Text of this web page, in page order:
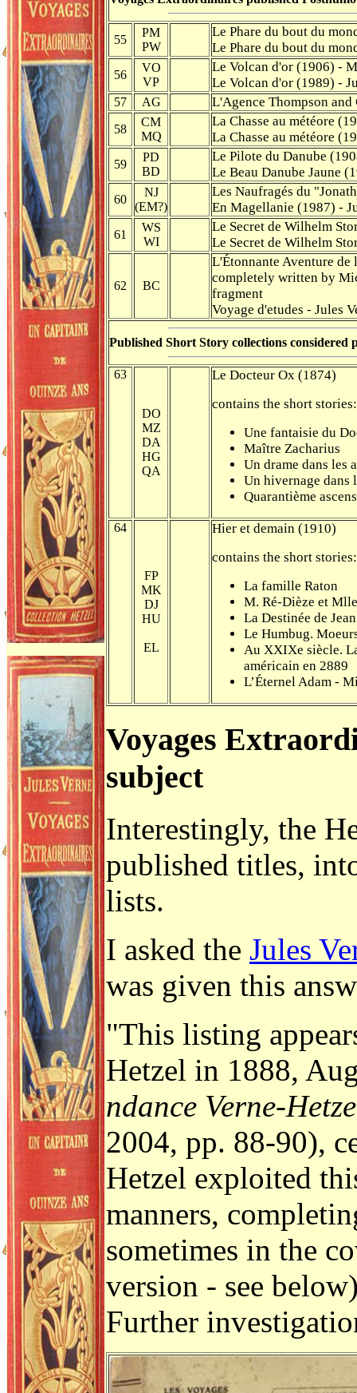
55
PM
PW
Le Phare du bout du
Le Phare du bout du
56
VO
VP
Le Volcan d'or (1906) -
Le Volcan d'or (1989) -
57 AG L'Agence Thompson
58
CM
MQ
La Chasse au météore
La Chasse au météore
59
PD
BD
Le Pilote du Danube
Le Beau Danube Jaune
60
NJ
(EM?)
Les Naufragés du
En Magellanie (1987) -
61
WS
WI
Le Secret de Wilhelm
Le Secret de Wilhelm
62 BC
L'Étonnante Aventure de
completely written by
fragment
Voyage d'etudes - Jules
Published Short Story collections
63
DO
MZ
DA
HG
QA
Le Docteur Ox (1874)
contains the short stories:
Une fantaisie du
Maître Zacharius
Un drame dans les
Un hivernage dans
Quarantième
64
FP
MK
DJ
HU
EL
Hier et demain (1910)
contains the short stories:
La famille Raton
M. Ré-Dièze et
La Destinée de
Le Humbug.
Au XXIXe siècle.
américain en 2889
L’Éternel Adam -
Voyages
subject
Interestingly, the
published titles,
lists.
I asked the Jules
was given this
"This listing
Hetzel in 1888,
ndance Verne-
2004, pp. 88-90),
Hetzel exploited
manners,
sometimes in the
version - see
Further